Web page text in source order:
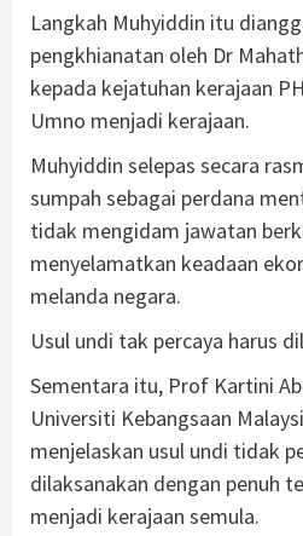
Langkah Muhyiddin itu
pengkhianatan oleh Dr
kepada kejatuhan kerajaan
Umno menjadi kerajaan.
Muhyiddin selepas secara
sumpah sebagai perdana
tidak mengidam jawatan
menyelamatkan keadaan
melanda negara.
Usul undi tak percaya harus
Sementara itu, Prof Kartini
Universiti Kebangsaan
menjelaskan usul undi tidak
dilaksanakan dengan penuh
menjadi kerajaan semula.